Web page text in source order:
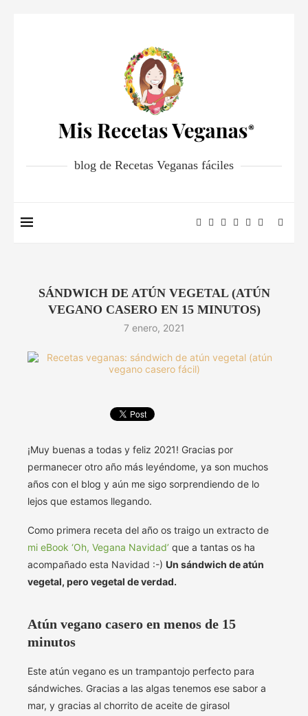
blog de Recetas Veganas fáciles
SÁNDWICH DE ATÚN VEGETAL (ATÚN
VEGANO CASERO EN 15 MINUTOS)
7 enero, 2021
¡Muy buenas a todas y feliz 2021! Gracias por
permanecer otro año más leyéndome, ya son muchos
años con el blog y aún me sigo sorprendiendo de lo
lejos que estamos llegando.
Como primera receta del año os traigo un extracto de
mi eBook ‘Oh, Vegana Navidad’ que a tantas os ha
acompañado esta Navidad :-) Un sándwich de atún
vegetal, pero vegetal de verdad.
Atún vegano casero en menos de 15
minutos
Este atún vegano es un trampantojo perfecto para
sándwiches. Gracias a las algas tenemos ese sabor a
mar, y gracias al chorrito de aceite de girasol